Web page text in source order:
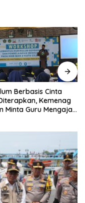
Berbasis Cinta
Kemenag
Minta Guru Mengajar